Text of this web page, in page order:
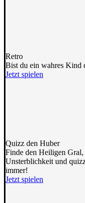
Retro
Bist du ein wahres Kind
Jetzt spielen
Quizz den Huber
Finde den Heiligen Gral,
Unsterblichkeit und
immer!
Jetzt spielen